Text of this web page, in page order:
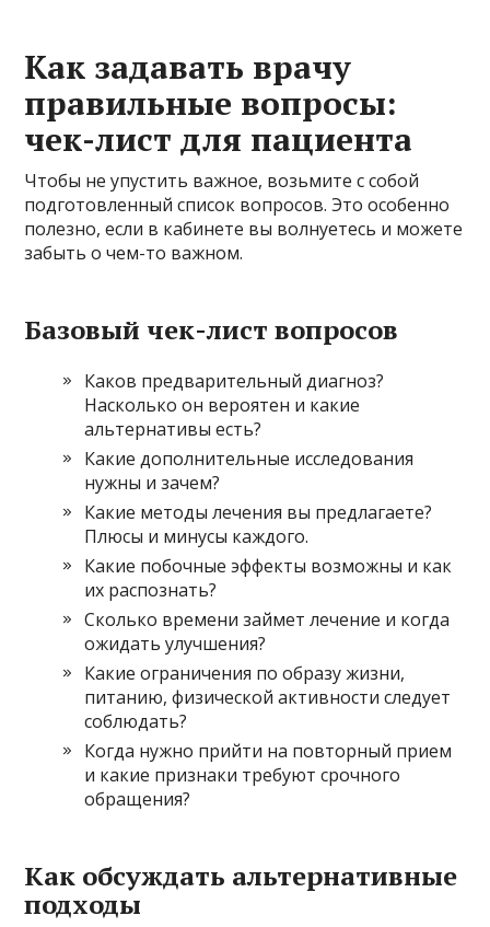
Как задавать врачу
правильные вопросы:
чек-лист для пациента
Чтобы не упустить важное, возьмите с собой
подготовленный список вопросов. Это особенно
полезно, если в кабинете вы волнуетесь и можете
забыть о чем-то важном.
Базовый чек-лист вопросов
Каков предварительный диагноз?
Насколько он вероятен и какие
альтернативы есть?
Какие дополнительные исследования
нужны и зачем?
Какие методы лечения вы предлагаете?
Плюсы и минусы каждого.
Какие побочные эффекты возможны и как
их распознать?
Сколько времени займет лечение и когда
ожидать улучшения?
Какие ограничения по образу жизни,
питанию, физической активности следует
соблюдать?
Когда нужно прийти на повторный прием
и какие признаки требуют срочного
обращения?
Как обсуждать альтернативные
подходы